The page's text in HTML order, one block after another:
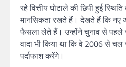
रहे वित्तीय घोटाले की छिपी हुई
मानसिकता रखते हैं। देखते हैं कि नए
फैसला लेते हैं। उन्होंने चुनाव से
वादा भी किया था कि वे 2006 से चल
पर्दाफाश करेंगे।